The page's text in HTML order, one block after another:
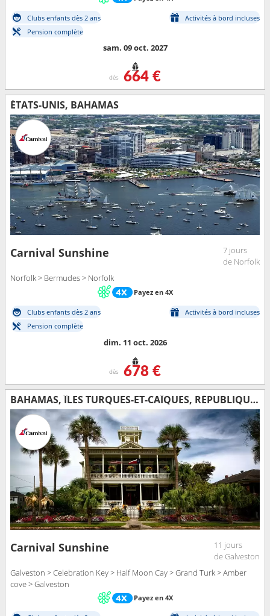
Clubs enfants dès 2 ans
Activités à bord incluses
Pension complète
sam. 09 oct. 2027
dès 664 €
ÉTATS-UNIS, BAHAMAS
Carnival Sunshine
7 jours
de Norfolk
Norfolk > Bermudes > Norfolk
Payez en 4X
Clubs enfants dès 2 ans
Activités à bord incluses
Pension complète
dim. 11 oct. 2026
dès 678 €
BAHAMAS, ÎLES TURQUES-ET-CAÏQUES, RÉPUBLIQUE DOMINICAINE, ÉTATS-UNIS
Carnival Sunshine
11 jours
de Galveston
Galveston > Celebration Key > Half Moon Cay > Grand Turk > Amber
cove > Galveston
Payez en 4X